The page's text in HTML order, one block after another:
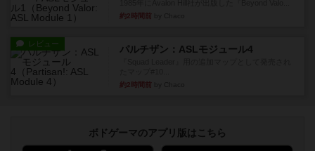
約2時間前
レビュー パルチザン：ASLモジュール4
約2時間前
ボドゲーマのアプリ版はこちら